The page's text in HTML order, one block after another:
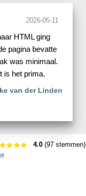
2026-05-11
HTML ging
pagina bevatte
was minimaal.
is het prima.
van der Linden
4.0 (97 stemmen)